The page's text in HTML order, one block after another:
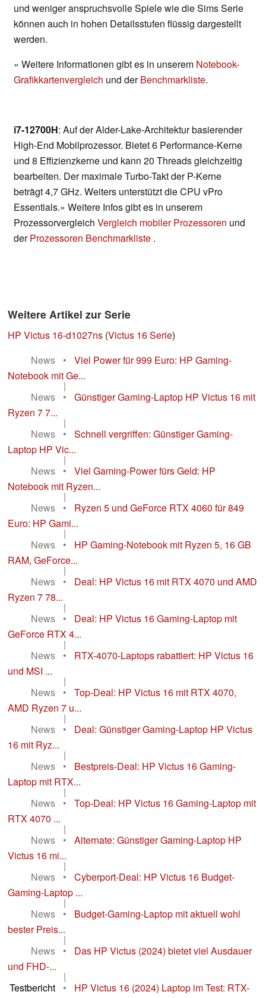
und weniger anspruchsvolle Spiele wie die Sims Serie
können auch in hohen Detailsstufen flüssig dargestellt
werden.
» Weitere Informationen gibt es in unserem Notebook-
Grafikkartenvergleich und derBenchmarkliste.
i7-12700H: Auf der Alder-Lake-Architektur basierender
High-End Mobilprozessor. Bietet 6 Performance-Kerne
und 8 Effizienzkerne und kann 20 Threads gleichzeitig
bearbeiten. Der maximale Turbo-Takt der P-Kerne
beträgt 4,7 GHz. Weiters unterstützt die CPU vPro
Essentials.» Weitere Infos gibt es in unserem
Prozessorvergleich Vergleich mobiler Prozessoren und
derProzessoren Benchmarkliste .
Weitere Artikel zur Serie
HP Victus 16-d1027ns (Victus 16 Serie)
News
•
Viel Power für 999 Euro: HP Gaming-
Notebook mit Ge...
|
News
•
Günstiger Gaming-Laptop HP Victus 16 mit
Ryzen 7 7...
|
News
•
Schnell vergriffen: Günstiger Gaming-
Laptop HP Vic...
|
News
•
Viel Gaming-Power fürs Geld: HP
Notebook mit Ryzen...
|
News
•
Ryzen 5 und GeForce RTX 4060 für 849
Euro: HP Gami...
|
News
•
HP Gaming-Notebook mit Ryzen 5, 16 GB
RAM, GeForce...
|
News
•
Deal: HP Victus 16 mit RTX 4070 und AMD
Ryzen 7 78...
|
News
•
Deal: HP Victus 16 Gaming-Laptop mit
GeForce RTX 4...
|
News
•
RTX-4070-Laptops rabattiert: HP Victus 16
und MSI ...
|
News
•
Top-Deal: HP Victus 16 mit RTX 4070,
AMD Ryzen 7 u...
|
News
•
Deal: Günstiger Gaming-Laptop HP Victus
16 mit Ryz...
|
News
•
Bestpreis-Deal: HP Victus 16 Gaming-
Laptop mit RTX...
|
News
•
Top-Deal: HP Victus 16 Gaming-Laptop mit
RTX 4070 ...
|
News
•
Alternate: Günstiger Gaming-Laptop HP
Victus 16 mi...
|
News
•
Cyberport-Deal: HP Victus 16 Budget-
Gaming-Laptop ...
|
News
•
Budget-Gaming-Laptop mit aktuell wohl
bester Preis...
|
News
•
Das HP Victus (2024) bietet viel Ausdauer
und FHD-...
|
Testbericht
•
HP Victus 16 (2024) Laptop im Test: RTX-